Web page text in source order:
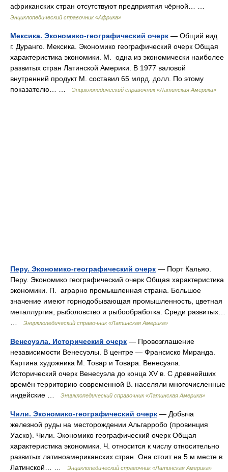
африканских стран отсутствуют предприятия чёрной… …
Энциклопедический справочник «Африка»
Мексика. Экономико-географический очерк — Общий вид
г. Дуранго. Мексика. Экономико географический очерк Общая
характеристика экономики. М. одна из экономически наиболее
развитых стран Латинской Америки. В 1977 валовой
внутренний продукт М. составил 65 млрд. долл. По этому
показателю… …
Энциклопедический справочник «Латинская Америка»
Перу. Экономико-географический очерк — Порт Кальяо.
Перу. Экономико географический очерк Общая характеристика
экономики. П. аграрно промышленная страна. Большое
значение имеют горнодобывающая промышленность, цветная
металлургия, рыболовство и рыбообработка. Среди развитых…
Энциклопедический справочник «Латинская Америка»
Венесуэла. Исторический очерк — Провозглашение
независимости Венесуэлы. В центре — Франсиско Миранда.
Картина художника М. Товар и Товара. Венесуэла.
Исторический очерк Венесуэла до конца XV в. С древнейших
времён территорию современной В. населяли многочисленные
индейские …
Энциклопедический справочник «Латинская Америка»
Чили. Экономико-географический очерк — Добыча
железной руды на месторождении Альгарробо (провинция
Уаско). Чили. Экономико географический очерк Общая
характеристика экономики. Ч. относится к числу относительно
развитых латиноамериканских стран. Она стоит на 5 м месте в
Латинской… …
Энциклопедический справочник «Латинская Америка»